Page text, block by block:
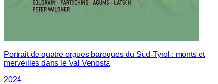
Portrait de quatre orgues baroques du Sud-Tyrol : monts et
merveilles dans le Val Venosta
2024